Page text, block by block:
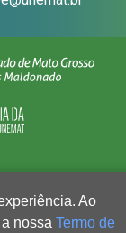
Ao
nossa Termo de